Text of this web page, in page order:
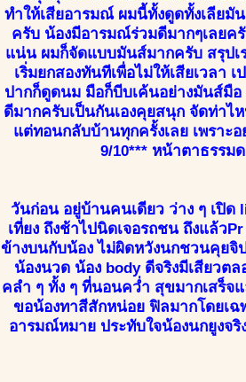
ทำให้เสียอารมณ์ ผมนี้ทั้งดูดทั้งเลียมั
ครับ น้องมีอารมณ์ร่วมดีมากๆเลยค
แน่น ผมก็จัดแบบมันส์มากครับ สรุปเ
เริ่มยกสองทันทีเพื่อไม่ให้เสียเวลา
ปากก็ดูดนม มือก็บีบเค้นอย่างมันส์มื
ดีมากครับเป็นกันเองคุยสนุก จัดท่า
แต่ทอนกลับบ้านทุกครั้งเลย เพราะ
9/10*** หน้าตาธรร
วันก่อน อยู่บ้านคนเดียว ว่าง ๆ เปิด
เที่ยง ถึงช้าไปนิดเจอรถชน ถึงแล้ว
ข้างบนกับน้อง ไม่ผิดหวังนกชวนคุยจิ
น้องนวด น้อง body ดีจริงมีเสียวต
คลำ ๆ ทั้ง ๆ ที่นอนคว่ำ สุขมากเสร็จ
ขอน้องทาสีสักหน่อย ฟิลมากโดยเฉ
อารมณ์หมาย ประทับใจน้องนกยูงจ